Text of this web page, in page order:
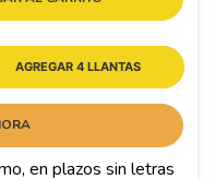
AGREGAR 4 LLANTAS